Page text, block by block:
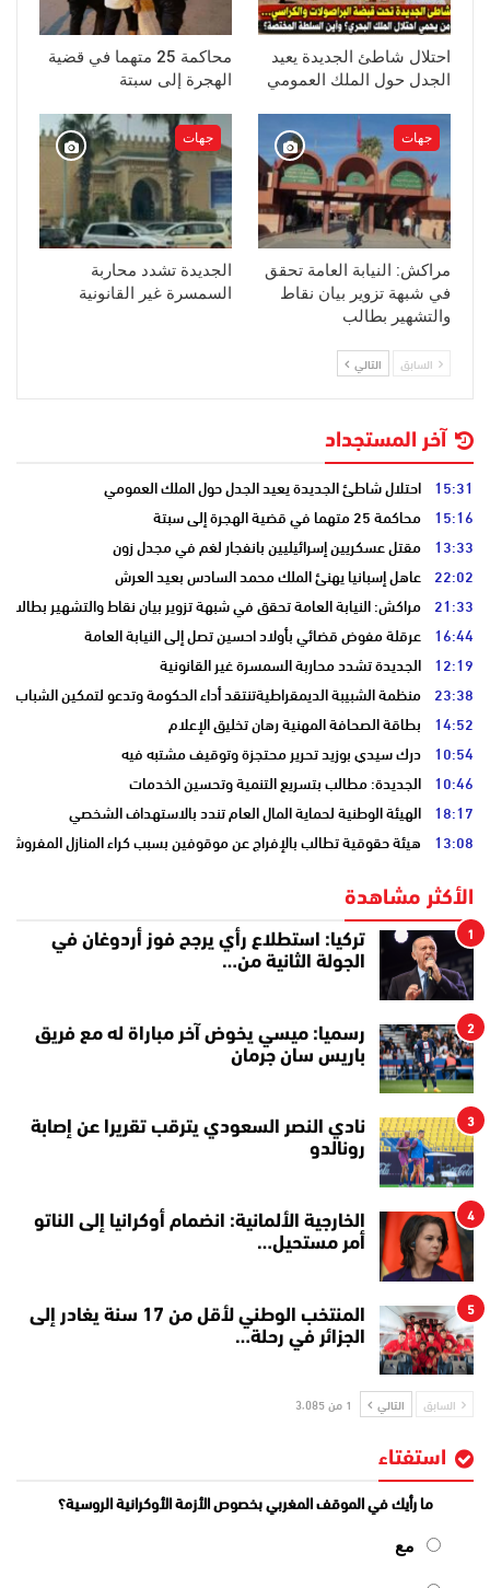
احتلال شاطئ الجديدة يعيد
الجدل حول الملك العمومي
محاكمة 25 متهما في قضية
الهجرة إلى سبتة
جهات
مراكش: النيابة العامة تحقق
في شبهة تزوير بيان نقاط
والتشهير بطالب
جهات
الجديدة تشدد محاربة
السمسرة غير القانونية
السابق التالي
آخر المستجداد
15:31 احتلال شاطئ الجديدة يعيد الجدل حول الملك العمومي
15:16 محاكمة 25 متهما في قضية الهجرة إلى سبتة
13:33 مقتل عسكريين إسرائيليين بانفجار لغم في مجدل زون
22:02 عاهل إسبانيا يهنئ الملك محمد السادس بعيد العرش
21:33 مراكش: النيابة العامة تحقق في شبهة تزوير بيان نقاط والتشهير بطالب
16:44 عرقلة مفوض قضائي بأولاد احسين تصل إلى النيابة العامة
12:19 الجديدة تشدد محاربة السمسرة غير القانونية
23:38 منظمة الشبيبة الديمقراطيةتنتقد أداء الحكومة وتدعو لتمكين الشباب
14:52 بطاقة الصحافة المهنية رهان تخليق الإعلام
10:54 درك سيدي بوزيد تحرير محتجزة وتوقيف مشتبه فيه
10:46 الجديدة: مطالب بتسريع التنمية وتحسين الخدمات
18:17 الهيئة الوطنية لحماية المال العام تندد بالاستهداف الشخصي
13:08 هيئة حقوقية تطالب بالإفراج عن موقوفين بسبب كراء المنازل المفروشة
الأكثر مشاهدة
1
تركيا: استطلاع رأي يرجح فوز أردوغان في
الجولة الثانية من…
2
رسميا: ميسي يخوض آخر مباراة له مع فريق
باريس سان جرمان
3
نادي النصر السعودي يترقب تقريرا عن إصابة
رونالدو
4
الخارجية الألمانية: انضمام أوكرانيا إلى الناتو
أمر مستحيل…
5
المنتخب الوطني لأقل من 17 سنة يغادر إلى
الجزائر في رحلة…
السابق التالي 1 من 3٬085
استفتاء
ما رأيك في الموقف المغربي بخصوص الأزمة الأوكرانية الروسية؟
مع